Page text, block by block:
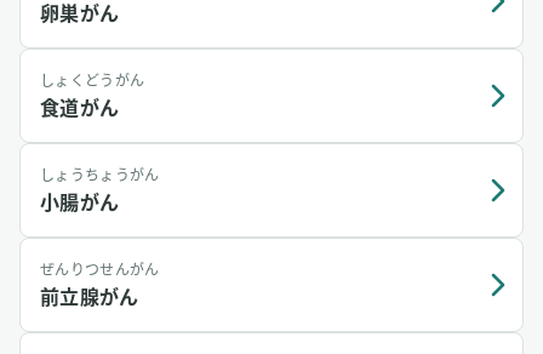
卵巣がん
しょくどうがん
食道がん
しょうちょうがん
小腸がん
ぜんりつせんがん
前立腺がん